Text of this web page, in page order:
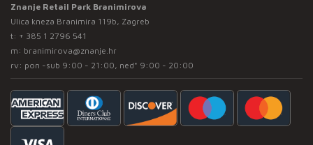
Znanje Retail Park Branimirova
Ulica kneza Branimira 119b, Zagreb
t: + 385 1 2796 541
m: branimirova@znanje.hr
rv: pon -sub 9:00 - 21:00, ned* 9:00 - 20:00